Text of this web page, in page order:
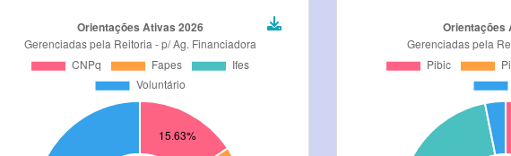
Zoologia
Ciência da Computação
Comunicação